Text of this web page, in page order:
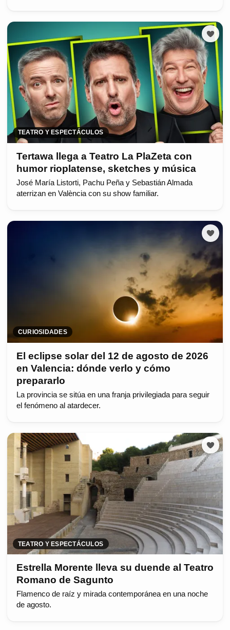
TEATRO Y ESPECTÁCULOS
Tertawa llega a Teatro La PlaZeta con
humor rioplatense, sketches y música
José María Listorti, Pachu Peña y Sebastián Almada
aterrizan en València con su show familiar.
CURIOSIDADES
El eclipse solar del 12 de agosto de 2026
en Valencia: dónde verlo y cómo
prepararlo
La provincia se sitúa en una franja privilegiada para seguir
el fenómeno al atardecer.
TEATRO Y ESPECTÁCULOS
Estrella Morente lleva su duende al Teatro
Romano de Sagunto
Flamenco de raíz y mirada contemporánea en una noche
de agosto.